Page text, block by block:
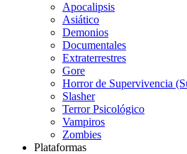
Apocalipsis
Asiático
Demonios
Documentales
Extraterrestres
Gore
Horror de Supervivencia
Slasher
Terror Psicológico
Vampiros
Zombies
Plataformas